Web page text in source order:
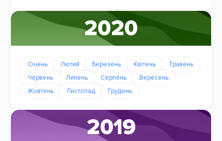
2020
Січень Лютий Березень Квітень
Травень
Червень
Липень Серпень
Вересень
Жовтень
Листопад Грудень
2019